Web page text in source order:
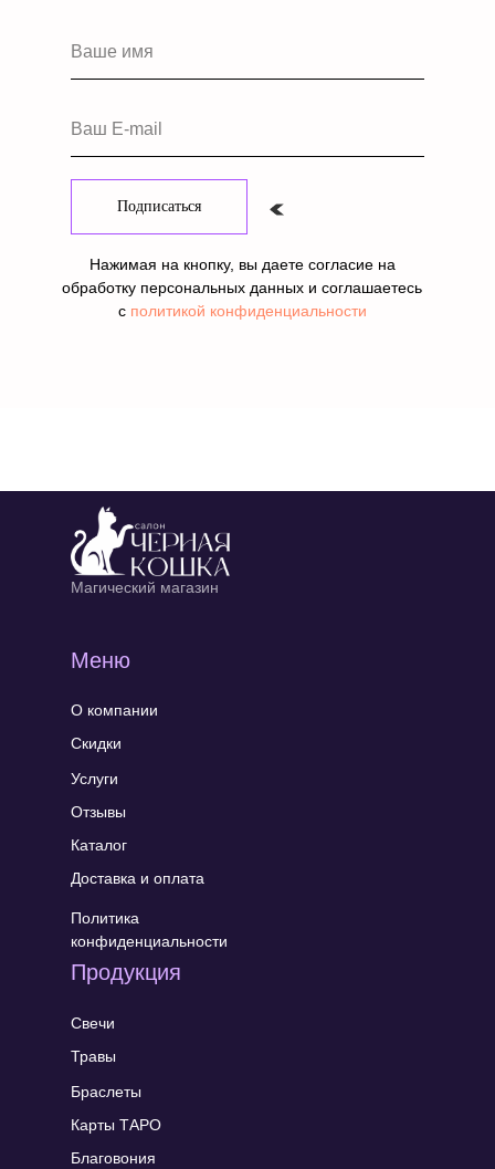
Ваше имя
Ваш E-mail
Подписаться
Нажимая на кнопку, вы даете согласие на
обработку персональных данных и соглашаетесь
c политикой конфиденциальности
Меню
Продукция
О компании
Каталог
Доставка и оплата
Скидки
Отзывы
Политика
конфиденциальности
Услуги
Свечи
Травы
Браслеты
Карты ТАРО
Благовония
Магический магазин